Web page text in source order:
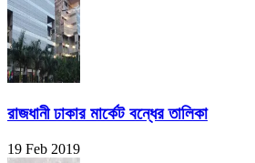
রাজধানী ঢাকার মার্কেট বন্ধের তালিকা
19 Feb 2019